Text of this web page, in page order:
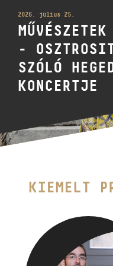
2026. július 25.
-
SZÓLÓ
KONCERTJE
KIEMELT